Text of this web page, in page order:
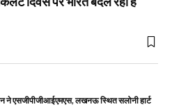
ने एसजीपीजीआईएमएस, लखनऊ स्थित सलोनी हार्ट